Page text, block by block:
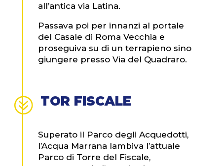
all’antica via Latina.
Passava poi per innanzi al portale
del Casale di Roma Vecchia e
proseguiva su di un terrapieno sino
giungere presso Via del Quadraro.
? TOR FISCALE
Superato il Parco degli Acquedotti,
l’Acqua Marrana lambiva l’attuale
Parco di Torre del Fiscale,